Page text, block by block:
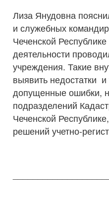
Лиза Янудовна
и служебных
Чеченской
деятельности
учреждения. Такие
выявить недостатки
допущенные ошибки,
подразделений
Чеченской
решений учетно-